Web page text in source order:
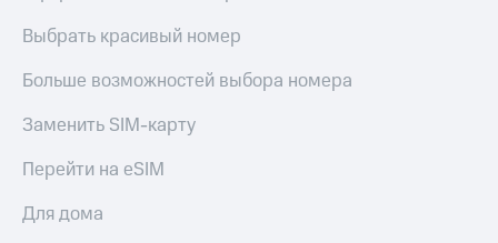
Выбрать красивый номер
Больше возможностей выбора номера
Заменить SIM-карту
Перейти на eSIM
Для дома